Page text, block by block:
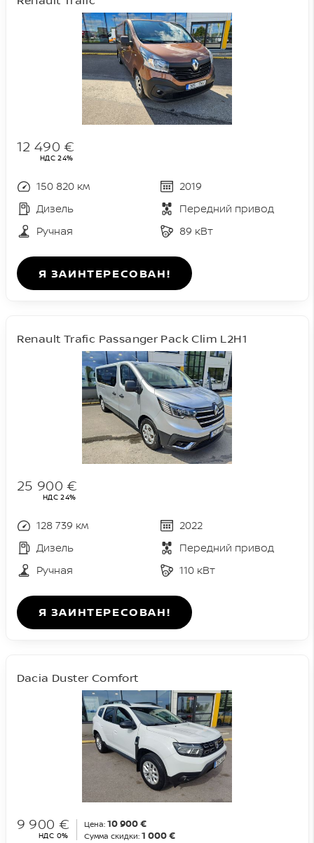
12 490 €
НДС 24%
150 820 км
2019
Дизель
Передний привод
Ручная
89 кВт
Я ЗАИНТЕРЕСОВАН!
Renault Trafic Passanger Pack Clim L2H1
25 900 €
НДС 24%
128 739 км
2022
Дизель
Передний привод
Ручная
110 кВт
Я ЗАИНТЕРЕСОВАН!
Dacia Duster Comfort
9 900 €
НДС 0%
Цена: 10 900 €
Сумма скидки: 1 000 €